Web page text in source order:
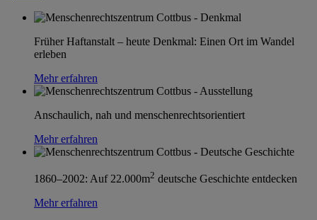
Früher Haftanstalt – heute Denkmal: Einen Ort im Wandel
erleben
Mehr erfahren
Anschaulich, nah und menschenrechtsorientiert
Mehr erfahren
1860–2002: Auf 22.000m2 deutsche Geschichte entdecken
Mehr erfahren